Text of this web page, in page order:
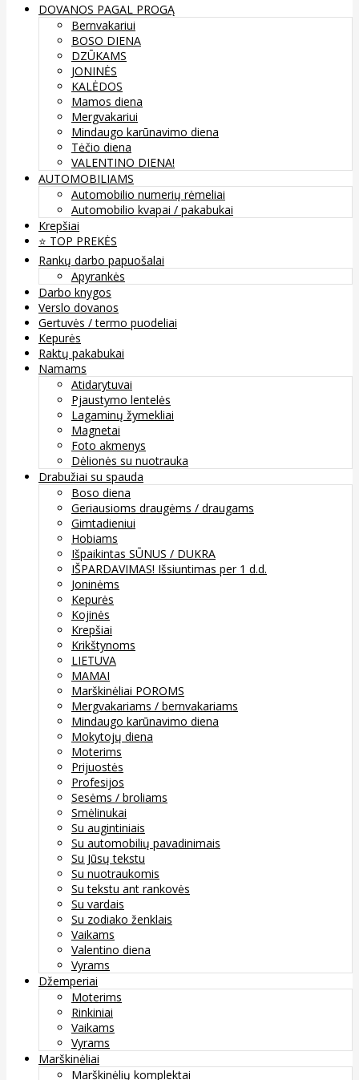
DOVANOS PAGAL PROGĄ
Bernvakariui
BOSO DIENA
DZŪKAMS
JONINĖS
KALĖDOS
Mamos diena
Mergvakariui
Mindaugo karūnavimo diena
Tėčio diena
VALENTINO DIENA!
AUTOMOBILIAMS
Automobilio numerių rėmeliai
Automobilio kvapai / pakabukai
Krepšiai
⭐️ TOP PREKĖS
Rankų darbo papuošalai
Apyrankės
Darbo knygos
Verslo dovanos
Gertuvės / termo puodeliai
Kepurės
Raktų pakabukai
Namams
Atidarytuvai
Pjaustymo lentelės
Lagaminų žymekliai
Magnetai
Foto akmenys
Dėlionės su nuotrauka
Drabužiai su spauda
Boso diena
Geriausioms draugėms / draugams
Gimtadieniui
Hobiams
Išpaikintas SŪNUS / DUKRA
IŠPARDAVIMAS! Išsiuntimas per 1 d.d.
Joninėms
Kepurės
Kojinės
Krepšiai
Krikštynoms
LIETUVA
MAMAI
Marškinėliai POROMS
Mergvakariams / bernvakariams
Mindaugo karūnavimo diena
Mokytojų diena
Moterims
Prijuostės
Profesijos
Sesėms / broliams
Smėlinukai
Su augintiniais
Su automobilių pavadinimais
Su Jūsų tekstu
Su nuotraukomis
Su tekstu ant rankovės
Su vardais
Su zodiako ženklais
Vaikams
Valentino diena
Vyrams
Džemperiai
Moterims
Rinkiniai
Vaikams
Vyrams
Marškinėliai
Marškinėlių komplektai